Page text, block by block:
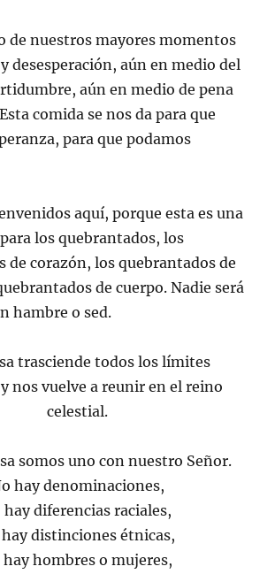
de nuestros mayores momentos
desesperación, aún en medio del
aún en medio de pena
comida se nos da para que
para que podamos
aquí, porque esta es una
los quebrantados, los
de corazón, los quebrantados de
de cuerpo. Nadie será
hambre o sed.
trasciende todos los límites
nos vuelve a reunir en el reino
celestial.
somos uno con nuestro Señor.
hay denominaciones,
hay diferencias raciales,
distinciones étnicas,
hay hombres o mujeres,